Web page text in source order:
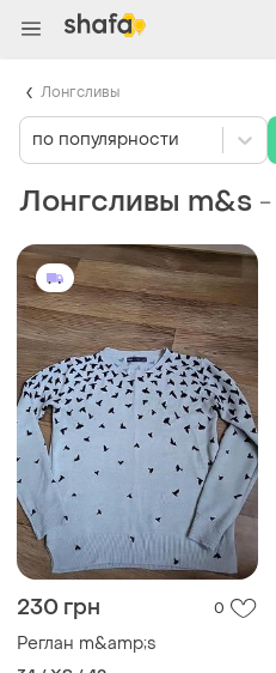
Лонгсливы m&s -
230 грн 0
Реглан m&amp;s
по популярности
Лонгсливы